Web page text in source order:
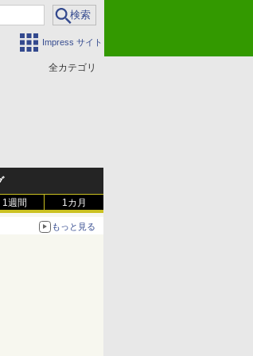
Impress サイト
全カテゴリ
1週間 1カ月
もっと見る